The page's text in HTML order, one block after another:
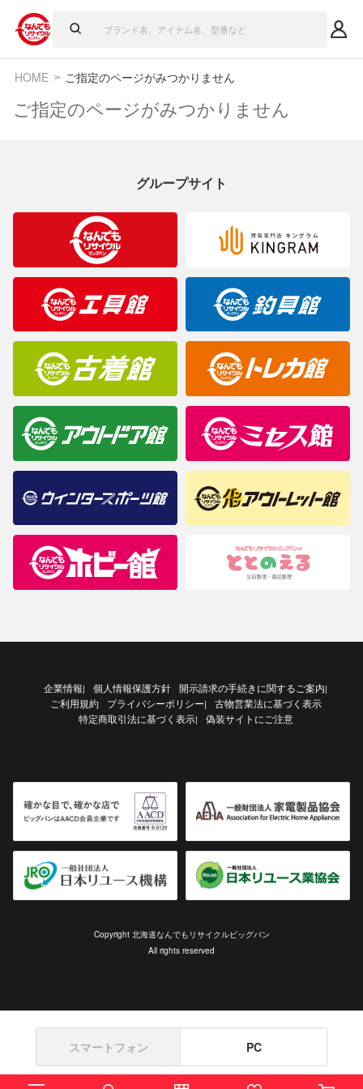
HOME ご指定のページがみつかりません
ご指定のページがみつかりません
グループサイト
企業情報| 個人情報保護方針 開示請求の手続きに関するご案内|
ご利用規約 プライバシーポリシー|
古物営業法に基づく表示
特定商取引法に基づく表示| 偽装サイトにご注意
Copyright 北海道なんでもリサイクルビッグバン
All rights reserved
スマートフォン PC